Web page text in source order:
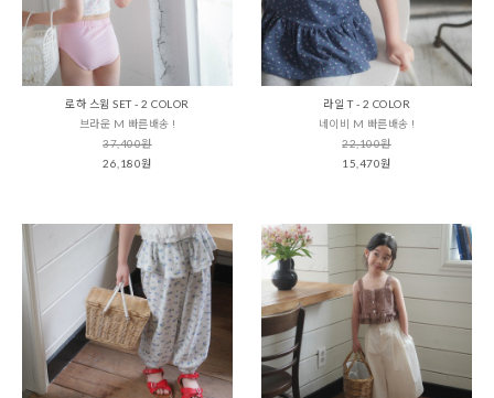
로하 스윔 SET - 2 COLOR
브라운 M 빠른배송 !
37,400원
26,180원
라일 T - 2 COLOR
네이비 M 빠른배송 !
22,100원
15,470원